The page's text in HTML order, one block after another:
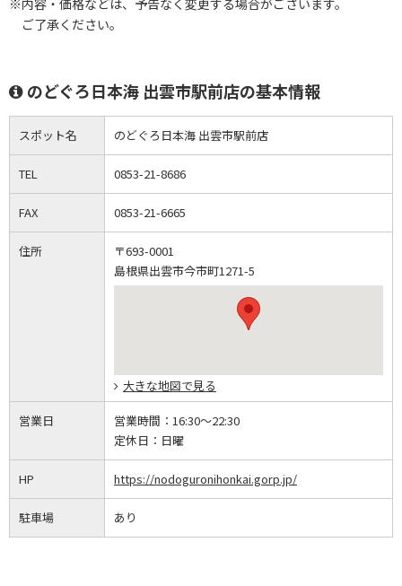
ご了承ください。
のどぐろ日本海 出雲市駅前店の基本情報
スポット名 のどぐろ日本海 出雲市駅前店
TEL 0853-21-8686
FAX 0853-21-6665
住所
〒693-0001
島根県出雲市今市町1271-5
大きな地図で見る
営業日 営業時間： 16:30～22:30
定休日： 日曜
HP https://nodoguronihonkai.gorp.jp/
駐車場 あり